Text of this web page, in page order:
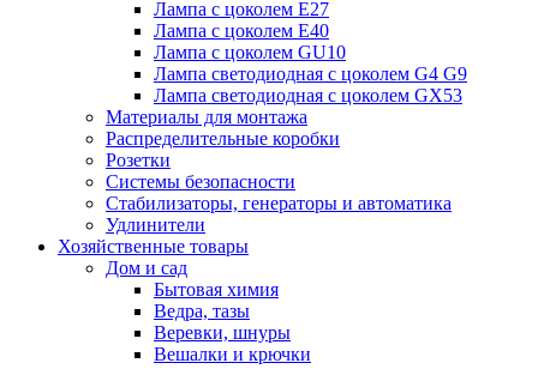
Лампа с цоколем E27
Лампа с цоколем E40
Лампа с цоколем GU10
Лампа светодиодная с цоколем G4 G9
Лампа светодиодная с цоколем GX53
Материалы для монтажа
Распределительные коробки
Розетки
Системы безопасности
Стабилизаторы, генераторы и автоматика
Удлинители
Хозяйственные товары
Дом и сад
Бытовая химия
Ведра, тазы
Веревки, шнуры
Вешалки и крючки